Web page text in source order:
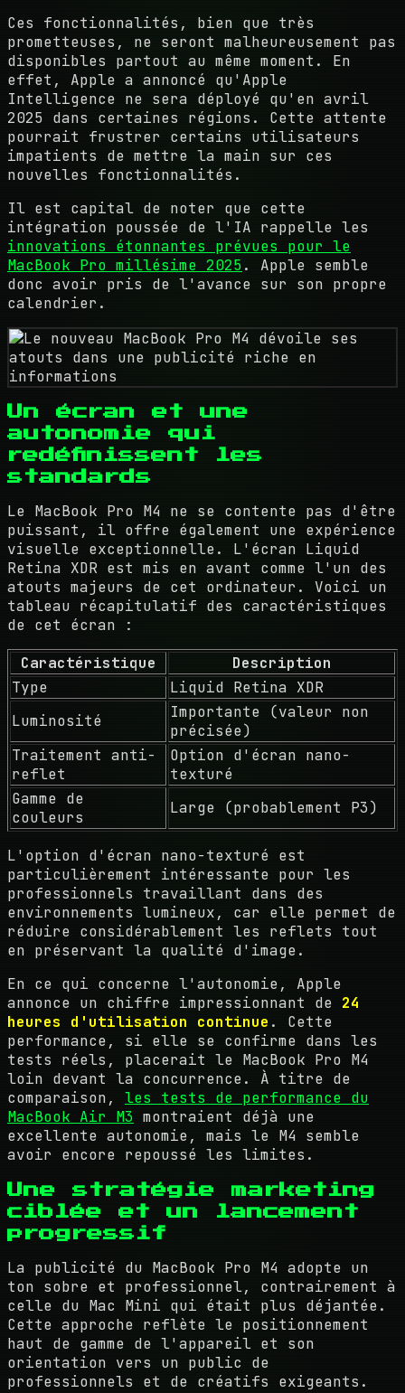
Ces fonctionnalités, bien que très
prometteuses, ne seront malheureusement pas
disponibles partout au même moment. En
effet, Apple a annoncé qu'Apple
Intelligence ne sera déployé qu'en avril
2025 dans certaines régions. Cette attente
pourrait frustrer certains utilisateurs
impatients de mettre la main sur ces
nouvelles fonctionnalités.
Il est capital de noter que cette
intégration poussée de l'IA rappelle les
innovations étonnantes prévues pour le
MacBook Pro millésime 2025. Apple semble
donc avoir pris de l'avance sur son propre
calendrier.
Un écran et une
autonomie qui
redéfinissent les
standards
Le MacBook Pro M4 ne se contente pas d'être
puissant, il offre également une expérience
visuelle exceptionnelle. L'écran Liquid
Retina XDR est mis en avant comme l'un des
atouts majeurs de cet ordinateur. Voici un
tableau récapitulatif des caractéristiques
de cet écran :
Caractéristique
Description
Type
Liquid Retina XDR
Luminosité
Importante (valeur non
précisée)
Traitement anti-
reflet
Option d'écran nano-
texturé
Gamme de
couleurs
Large (probablement P3)
L'option d'écran nano-texturé est
particulièrement intéressante pour les
professionnels travaillant dans des
environnements lumineux, car elle permet de
réduire considérablement les reflets tout
en préservant la qualité d'image.
En ce qui concerne l'autonomie, Apple
annonce un chiffre impressionnant de 24
heures d'utilisation continue . Cette
performance, si elle se confirme dans les
tests réels, placerait le MacBook Pro M4
loin devant la concurrence. À titre de
comparaison, les tests de performance du
MacBook Air M3 montraient déjà une
excellente autonomie, mais le M4 semble
avoir encore repoussé les limites.
Une stratégie marketing
ciblée et un lancement
progressif
La publicité du MacBook Pro M4 adopte un
ton sobre et professionnel, contrairement à
celle du Mac Mini qui était plus déjantée.
Cette approche reflète le positionnement
haut de gamme de l'appareil et son
orientation vers un public de
professionnels et de créatifs exigeants.